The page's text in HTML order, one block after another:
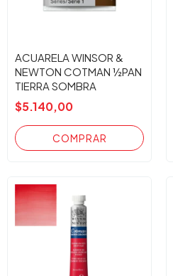
ACUARELA WINSOR &
NEWTON COTMAN ½PAN
TIERRA SOMBRA
TOSTADA
$5.140,00